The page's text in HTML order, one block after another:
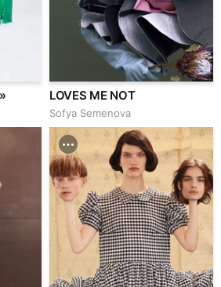
LOVES ME NOT
Sofya Semenova